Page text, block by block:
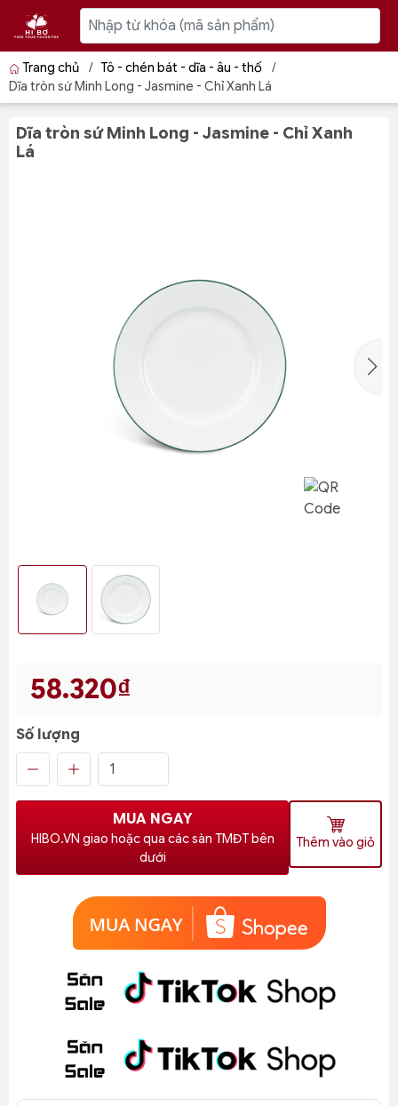
Trang chủ / Tô - chén bát - dĩa - âu - thố
/
Dĩa tròn sứ Minh Long - Jasmine - Chỉ Xanh Lá
Dĩa tròn sứ Minh Long - Jasmine - Chỉ Xanh
Lá
58.320₫
Số lượng
MUA NGAY
HIBO.VN giao hoặc qua các sàn TMĐT bên
dưới
Thêm vào giỏ